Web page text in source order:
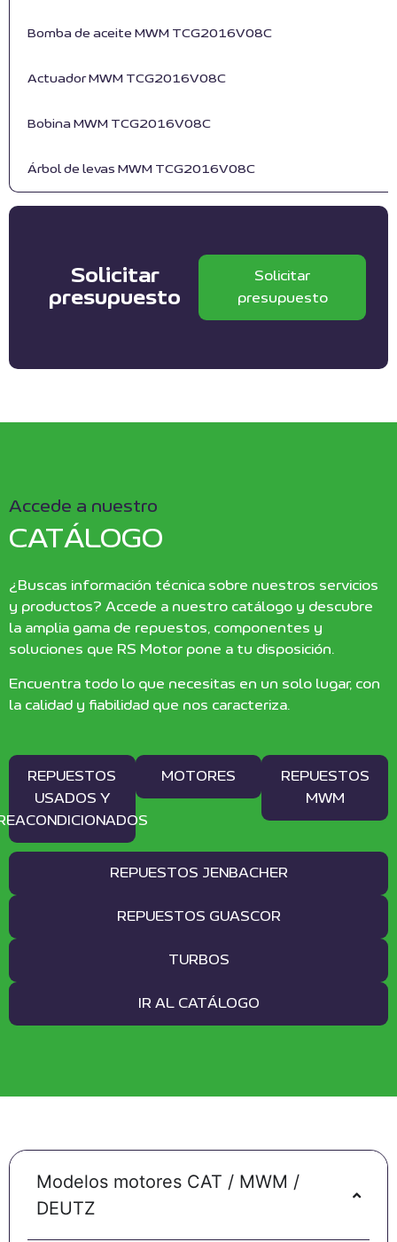
Bomba de aceite MWM TCG2016V08C
Actuador MWM TCG2016V08C
Bobina MWM TCG2016V08C
Árbol de levas MWM TCG2016V08C
Solicitar
presupuesto
Solicitar
presupuesto
Accede a nuestro
CATÁLOGO
¿Buscas información técnica sobre nuestros servicios
y productos? Accede a nuestro catálogo y descubre
la amplia gama de repuestos, componentes y
soluciones que RS Motor pone a tu disposición.
Encuentra todo lo que necesitas en un solo lugar, con
la calidad y fiabilidad que nos caracteriza.
MOTORES
REPUESTOS
MWM
REPUESTOS
USADOS Y
REPUESTOS JENBACHER
REPUESTOS GUASCOR
TURBOS
IR AL CATÁLOGO
Modelos motores CAT / MWM /
DEUTZ